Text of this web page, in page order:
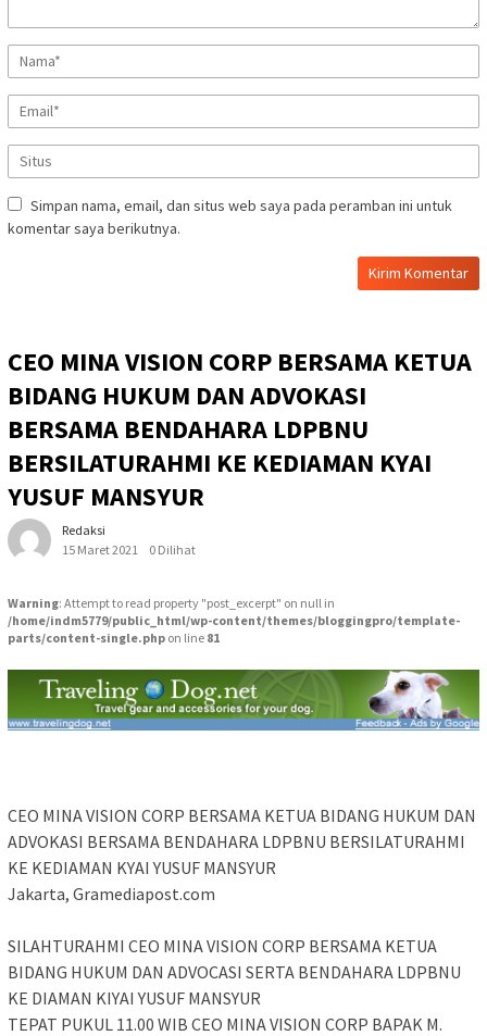
Simpan nama, email, dan situs web saya pada peramban ini untuk
komentar saya berikutnya.
CEO MINA VISION CORP BERSAMA KETUA
BIDANG HUKUM DAN ADVOKASI
BERSAMA BENDAHARA LDPBNU
BERSILATURAHMI KE KEDIAMAN KYAI
YUSUF MANSYUR
Redaksi
15 Maret 2021
0 Dilihat
Warning: Attempt to read property "post_excerpt" on null in
/home/indm5779/public_html/wp-content/themes/bloggingpro/template-
parts/content-single.php on line 81
CEO MINA VISION CORP BERSAMA KETUA BIDANG HUKUM DAN
ADVOKASI BERSAMA BENDAHARA LDPBNU BERSILATURAHMI
KE KEDIAMAN KYAI YUSUF MANSYUR
Jakarta, Gramediapost.com
SILAHTURAHMI CEO MINA VISION CORP BERSAMA KETUA
BIDANG HUKUM DAN ADVOCASI SERTA BENDAHARA LDPBNU
KE DIAMAN KIYAI YUSUF MANSYUR
TEPAT PUKUL 11.00 WIB CEO MINA VISION CORP BAPAK M.